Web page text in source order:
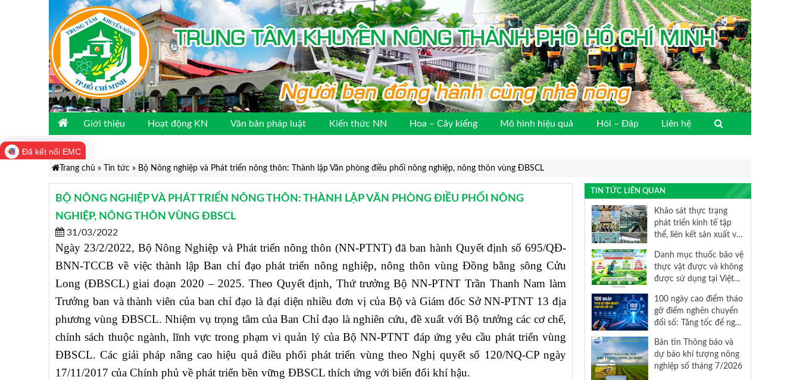
Giới thiệu Hoạt động KN Văn bản pháp luật Kiến thức NN Hoa – Cây kiểng Mô hình hiệu quả Hỏi – Đáp Liên hệ
Đã kết nối EMC
Trang chủ » Tin tức» Bộ Nông nghiệp và Phát triển nông thôn: Thành lập Văn phòng điều phối nông nghiệp, nông thôn vùng ĐBSCL
BỘ NÔNG NGHIỆP VÀ PHÁT TRIỂN NÔNG THÔN: THÀNH LẬP VĂN PHÒNG ĐIỀU PHỐI NÔNG
NGHIỆP, NÔNG THÔN VÙNG ĐBSCL
31/03/2022
Ngày 23/2/2022, Bộ Nông Nghiệp và Phát triển nông thôn (NN-PTNT) đã ban hành Quyết định số 695/QĐ-
BNN-TCCB về việc thành lập Ban chỉ đạo phát triển nông nghiệp, nông thôn vùng Đồng bằng sông Cửu
Long (ĐBSCL) giai đoạn 2020 – 2025. Theo Quyết định, Thứ trưởng Bộ NN-PTNT Trần Thanh Nam làm
Trưởng ban và thành viên của ban chỉ đạo là đại diện nhiều đơn vị của Bộ và Giám đốc Sở NN-PTNT 13 địa
phương vùng ĐBSCL. Nhiệm vụ trọng tâm của Ban Chỉ đạo là nghiên cứu, đề xuất với Bộ trưởng các cơ chế,
chính sách thuộc ngành, lĩnh vực trong phạm vi quản lý của Bộ NN-PTNT đáp ứng yêu cầu phát triển vùng
ĐBSCL. Các giải pháp nâng cao hiệu quả điều phối phát triển vùng theo Nghị quyết số 120/NQ-CP ngày
17/11/2017 của Chính phủ về phát triển bền vững ĐBSCL thích ứng với biến đổi khí hậu.
TIN TỨC LIÊN QUAN
Khảo sát thực trạng
phát triển kinh tế tập
thể, liên kết sản xuất và
nghiệp trên địa bàn
Thành phố Hồ Chí Minh
Danh mục thuốc bảo vệ
thực vật được và không
được sử dụng tại Việt
100 ngày cao điểm tháo
gỡ điểm nghẽn chuyển
đổi số: Tăng tốc để nghị
sống
Bản tin Thông báo và
dự báo khí tượng nông
nghiệp số tháng 7/2026